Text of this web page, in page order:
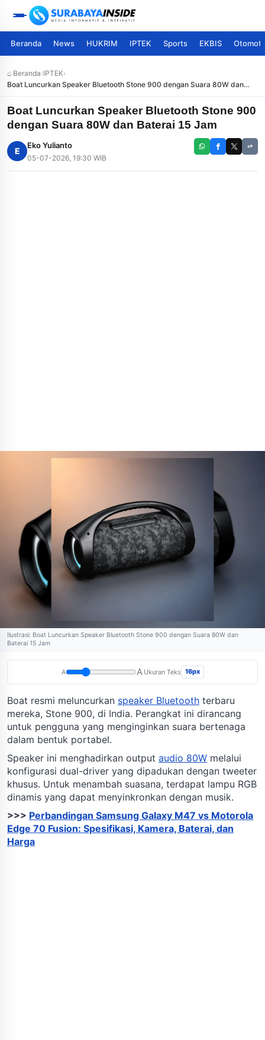
Beranda News HUKRIM IPTEK Sports EKBIS
⌂ Beranda›IPTEK›
Boat Luncurkan Speaker Bluetooth Stone 900 dengan Suara 80W dan
Baterai 15 Jam
Boat Luncurkan Speaker Bluetooth Stone 900
dengan Suara 80W dan Baterai 15 Jam
E
Eko Yulianto
05-07-2026, 19:30 WIB
Ilustrasi: Boat Luncurkan Speaker Bluetooth Stone 900 dengan Suara 80W dan
Baterai 15 Jam
A A Ukuran Teks 16px
Boat resmi meluncurkan speaker Bluetooth terbaru
mereka, Stone 900, di India. Perangkat ini dirancang
untuk pengguna yang menginginkan suara bertenaga
dalam bentuk portabel.
Speaker ini menghadirkan output audio 80W melalui
konfigurasi dual-driver yang dipadukan dengan tweeter
khusus. Untuk menambah suasana, terdapat lampu RGB
dinamis yang dapat menyinkronkan dengan musik.
>>> Perbandingan Samsung Galaxy M47 vs Motorola
Edge 70 Fusion: Spesifikasi, Kamera, Baterai, dan
Harga